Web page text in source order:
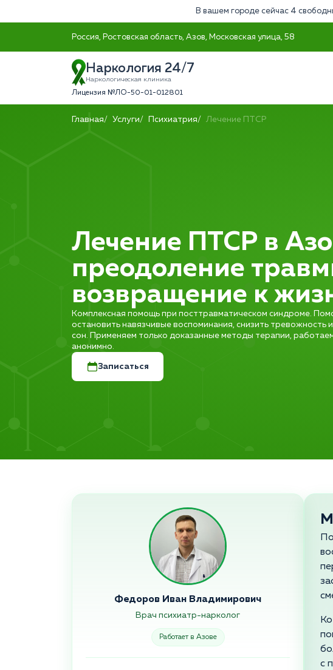
В вашем городе сейчас 4
Россия, Ростовская область, Азов, Московская улица, 58
Наркология 24/7
Наркологическая клиника
Лицензия №ЛО-50-01-012801
Главная Услуги Психиатрия Лечение ПТСР
Лечение ПТСР в
преодоление
возвращение к
Комплексная помощь при посттравматическом синдроме.
остановить навязчивые воспоминания, снизить тревожность
сон. Применяем только доказанные методы терапии,
анонимно.
Записаться
Федоров Иван Владимирович
Врач психиатр-нарколог
Работает в Азове
с